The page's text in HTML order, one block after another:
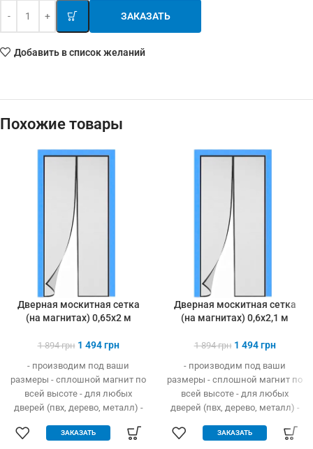
ЗАКАЗАТЬ
Добавить в список желаний
Похожие товары
Дверная москитная сетка
(на магнитах) 0,65х2 м
1 894грн 1 494грн
- производим под ваши
размеры - сплошной магнит по
всей высоте - для любых
дверей (пвх, дерево, металл) -
инструмента - защита от
ЗАКАЗАТЬ
Дверная москитная сетка
(на магнитах) 0,6х2,1 м
1 894грн 1 494грн
- производим под ваши
размеры - сплошной магнит по
всей высоте - для любых
дверей (пвх, дерево, металл) -
инструмента - защита от
ЗАКАЗАТЬ